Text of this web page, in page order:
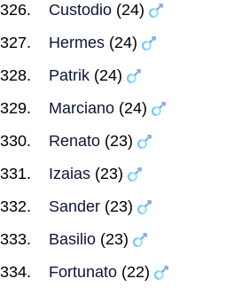
Custodio (24)
Hermes (24)
Patrik (24)
Marciano (24)
Renato (23)
Izaias (23)
Sander (23)
Basilio (23)
Fortunato (22)